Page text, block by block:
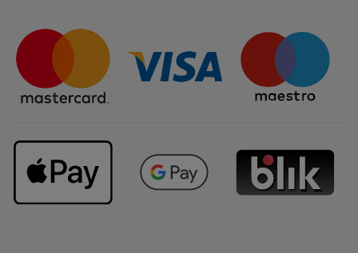
Întrebări frecvente